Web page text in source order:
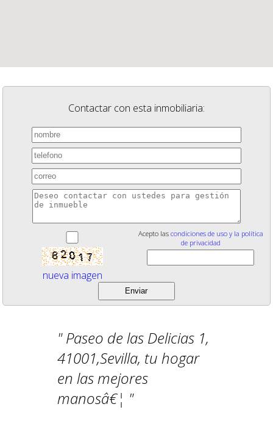
Contactar con esta inmobiliaria:
Acepto las condiciones de uso y la política
de privacidad
nueva imagen
Paseo de las Delicias 1,
41001,Sevilla, tu hogar
en las mejores
manosâ€¦